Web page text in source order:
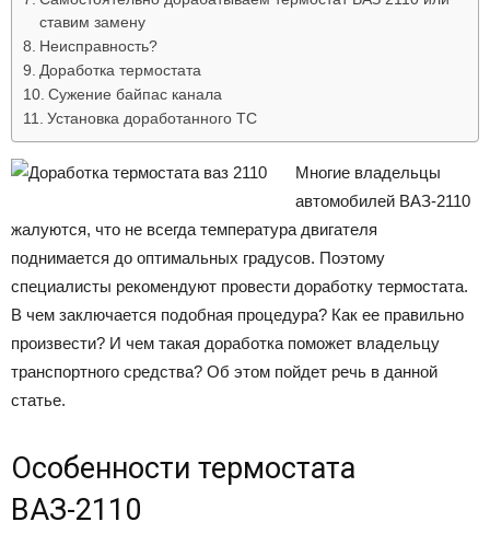
ставим замену
Неисправность?
Доработка термостата
Сужение байпас канала
Установка доработанного ТС
Многие владельцы
автомобилей ВАЗ-2110
жалуются, что не всегда температура двигателя
поднимается до оптимальных градусов. Поэтому
специалисты рекомендуют провести доработку термостата.
В чем заключается подобная процедура? Как ее правильно
произвести? И чем такая доработка поможет владельцу
транспортного средства? Об этом пойдет речь в данной
статье.
Особенности термостата
ВАЗ-2110